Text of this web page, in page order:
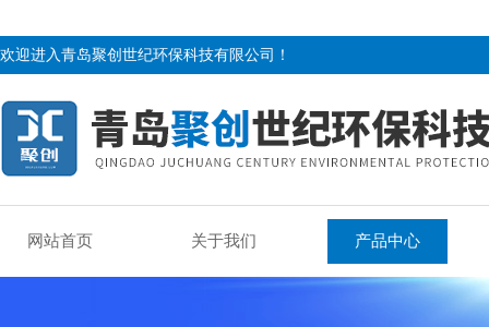
欢迎进入青岛聚创世纪环保科技有限公司！
网站首页 关于我们 产品中心